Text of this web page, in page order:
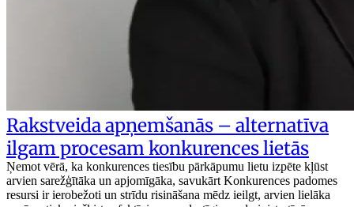
Rakstveida apņemšanās – alternatīva
ilgam procesam konkurences lietās
Ņemot vērā, ka konkurences tiesību pārkāpumu lietu izpēte kļūst
arvien sarežģītāka un apjomīgāka, savukārt Konkurences padomes
resursi ir ierobežoti un strīdu risināšana mēdz ieilgt, arvien lielāka